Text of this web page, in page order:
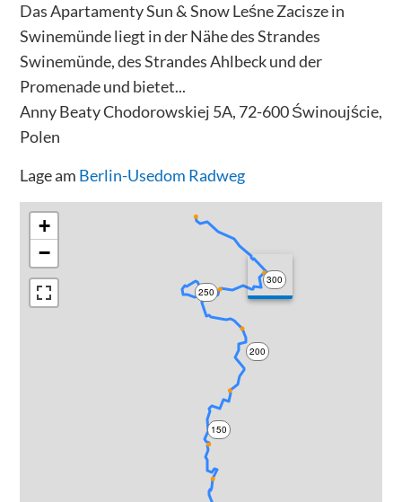
Das Apartamenty Sun & Snow Leśne Zacisze in
Swinemünde liegt in der Nähe des Strandes
Swinemünde, des Strandes Ahlbeck und der
Promenade und bietet...
Anny Beaty Chodorowskiej 5A, 72-600 Świnoujście,
Polen
Lage am Berlin-Usedom Radweg
150
200
250
300
+
−